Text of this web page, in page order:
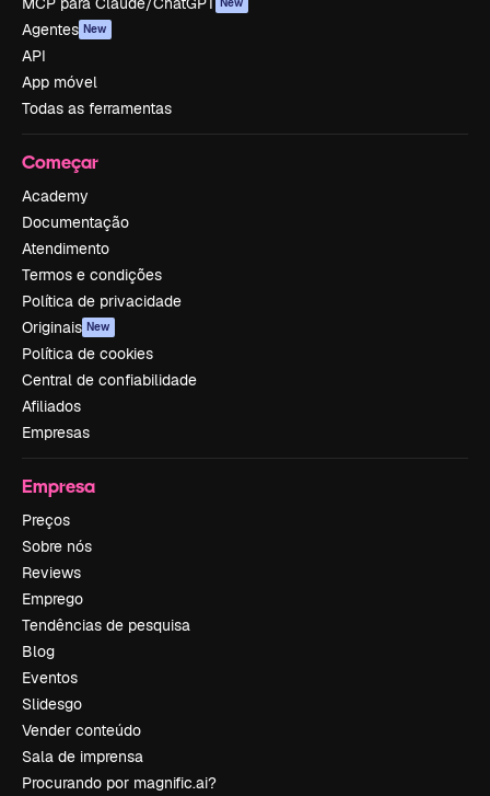
New
Agentes New
API
App móvel
Todas as ferramentas
Começar
Academy
Documentação
Atendimento
Termos e condições
Política de privacidade
Originais New
Política de cookies
Central de confiabilidade
Afiliados
Empresas
Empresa
Preços
Sobre nós
Reviews
Emprego
Tendências de pesquisa
Blog
Eventos
Slidesgo
Vender conteúdo
Sala de imprensa
Procurando por magnific.ai?